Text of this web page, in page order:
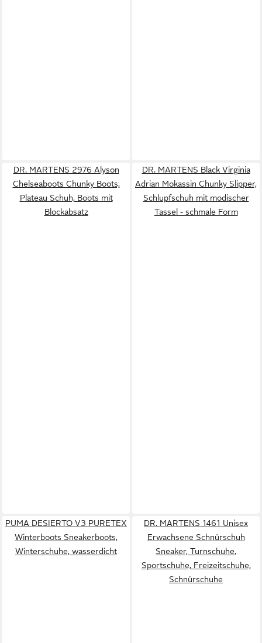
DR. MARTENS 2976 Alyson
Chelseaboots Chunky Boots,
Plateau Schuh, Boots mit
Blockabsatz
DR. MARTENS Black Virginia
Adrian Mokassin Chunky Slipper,
Schlupfschuh mit modischer
Tassel - schmale Form
PUMA DESIERTO V3 PURETEX
Winterboots Sneakerboots,
Winterschuhe, wasserdicht
DR. MARTENS 1461 Unisex
Erwachsene Schnürschuh
Sneaker, Turnschuhe,
Sportschuhe, Freizeitschuhe,
Schnürschuhe